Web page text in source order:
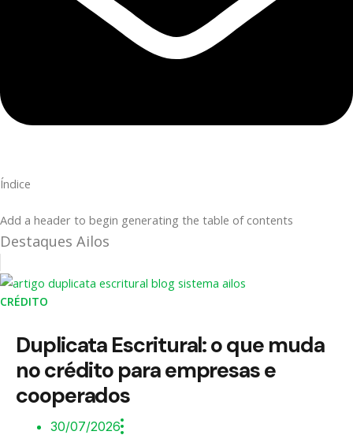
Índice
Add a header to begin generating the table of contents
Destaques Ailos
CRÉDITO
Duplicata Escritural: o que muda
no crédito para empresas e
cooperados
30/07/2026